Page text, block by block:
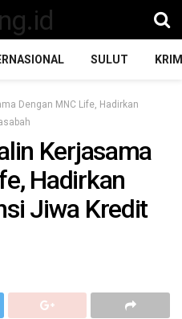
SULUT
Dengan MNC Life, Hadirkan
Kerjasama
Hadirkan
Jiwa Kredit